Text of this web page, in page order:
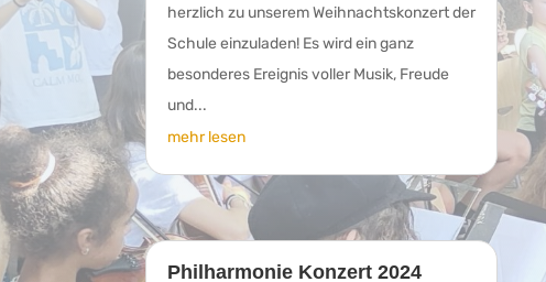
herzlich zu unserem Weihnachtskonzert der
Schule einzuladen! Es wird ein ganz
besonderes Ereignis voller Musik, Freude
und...
mehr lesen
Philharmonie Konzert 2024